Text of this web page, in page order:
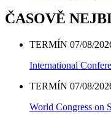
ČASOVĚ
TERMÍN 07/08/
International
TERMÍN 07/08/
World Congress on